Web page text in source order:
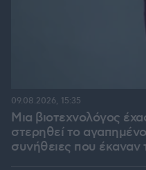
Μια βιοτεχνολόγος
στερηθεί το
συνήθειες που έκαναν
09.08.2026, 15:35